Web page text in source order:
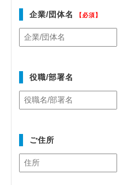
企業/団体名 【必須】
役職/部署名
ご住所